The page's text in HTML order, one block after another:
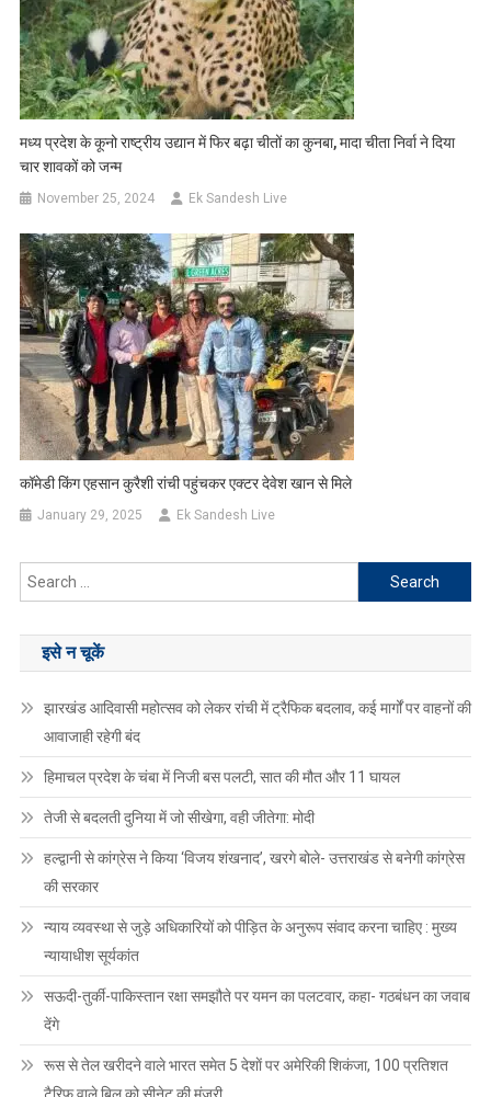
मध्य प्रदेश के कूनो राष्ट्रीय उद्यान में फिर बढ़ा चीतों का कुनबा, मादा चीता निर्वा ने दिया
चार शावकों को जन्म
November 25, 2024 Ek Sandesh Live
कॉमेडी किंग एहसान कुरैशी रांची पहुंचकर एक्टर देवेश खान से मिले
January 29, 2025 Ek Sandesh Live
Search
for:
इसे न चूकें
झारखंड आदिवासी महोत्सव को लेकर रांची में ट्रैफिक बदलाव, कई मार्गों पर वाहनों की
आवाजाही रहेगी बंद
हिमाचल प्रदेश के चंबा में निजी बस पलटी, सात की मौत और 11 घायल
तेजी से बदलती दुनिया में जो सीखेगा, वही जीतेगा: मोदी
हल्द्वानी से कांग्रेस ने किया ‘विजय शंखनाद’, खरगे बोले- उत्तराखंड से बनेगी कांग्रेस
की सरकार
न्याय व्यवस्था से जुड़े अधिकारियों को पीड़ित के अनुरूप संवाद करना चाहिए : मुख्य
न्यायाधीश सूर्यकांत
सऊदी-तुर्की-पाकिस्तान रक्षा समझौते पर यमन का पलटवार, कहा- गठबंधन का जवाब
देंगे
रूस से तेल खरीदने वाले भारत समेत 5 देशाें पर अमेरिकी शिकंजा, 100 प्रतिशत